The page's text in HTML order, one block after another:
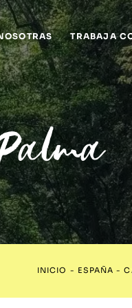
TRABAJA
INICIO - ESPAÑA -